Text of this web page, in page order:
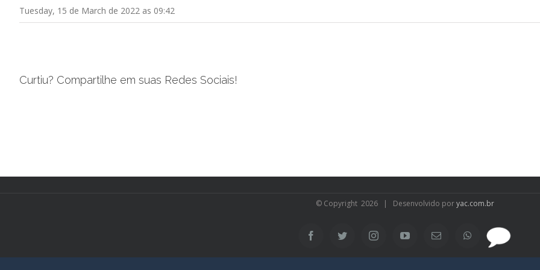
Tuesday, 15 de March de 2022 as 09:42
Curtiu? Compartilhe em suas Redes Sociais!
© Copyright 2026 | Desenvolvido poryac.com.br
FacebookTwitter InstagramYouTubeEmail WhatsApp
SAC